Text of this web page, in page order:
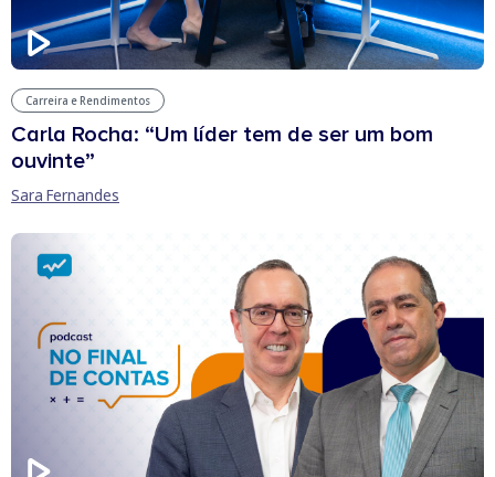
Carreira e Rendimentos
Carla Rocha: “Um líder tem de ser um bom
ouvinte”
Sara Fernandes